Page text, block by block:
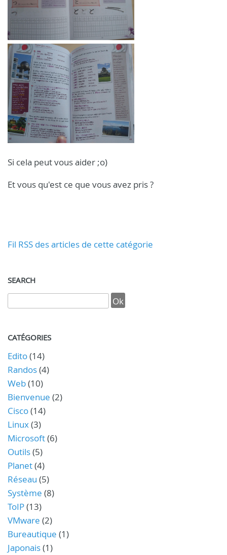
Si cela peut vous aider ;o)
Et vous qu'est ce que vous avez pris ?
Fil RSS des articles de cette catégorie
SEARCH
CATÉGORIES
Edito(14)
Randos(4)
Web(10)
Bienvenue (2)
Cisco(14)
Linux(3)
Microsoft(6)
Outils(5)
Planet(4)
Réseau (5)
Système (8)
ToIP(13)
VMware (2)
Bureautique (1)
Japonais(1)